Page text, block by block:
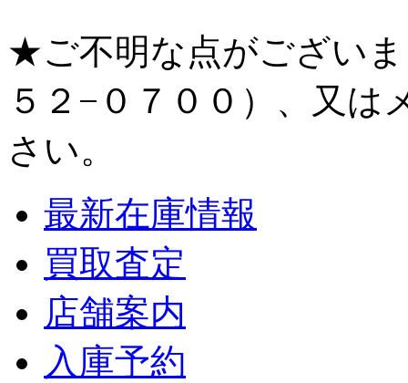
★ご不明な点がござい
５２−０７００）、又は
さい。
最新在庫情報
買取査定
店舗案内
入庫予約